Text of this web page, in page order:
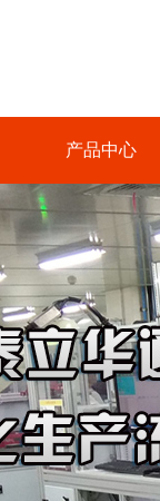
产品中心